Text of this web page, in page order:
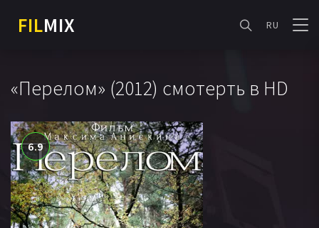
FILMIX RU
«Перелом» (2012) смотерть в HD
6.9